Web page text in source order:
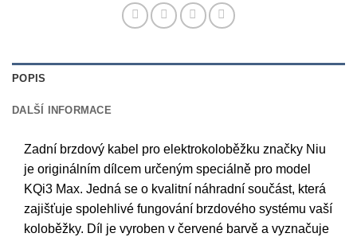
POPIS
DALŠÍ INFORMACE
Zadní brzdový kabel pro elektrokoloběžku značky Niu
je originálním dílcem určeným speciálně pro model
KQi3 Max. Jedná se o kvalitní náhradní součást, která
zajišťuje spolehlivé fungování brzdového systému vaší
koloběžky. Díl je vyroben v červené barvě a vyznačuje